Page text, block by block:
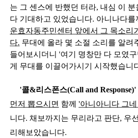
는 그 센스에 반했던 터라, 내심 이
다 기대하고 있었습니다. 아니나다를
운효자동주민센터 앞에서 그 목소리
다. 무대에 올라 몇 소절 소리를 알려
들어보시더니 '여기 명창만 다 모였
게 무대를 이끌어가시기 시작했습니
'콜&리스폰스(Call and Response)'
먼저 뽑으시면 함께 '아니아니다 그
니다. 채보까지는 무리라고 판단, 우
리해보았습니다.